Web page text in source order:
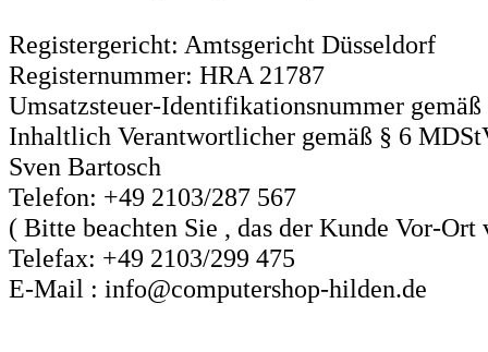
Registergericht: Amtsgericht Düsseldorf
Registernummer: HRA 21787
Umsatzsteuer-Identifikationsnummer
Inhaltlich Verantwortlicher gemäß § 6
Sven Bartosch
Telefon: +49 2103/287 567
( Bitte beachten Sie , das der Kunde Vor-
Telefax: +49 2103/299 475
E-Mail : info@computershop-hilden.de